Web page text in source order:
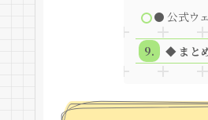
● 公式ウ
◆ まと